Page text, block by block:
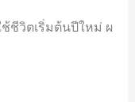
ชีวิตเริ่มต้นปีใหม่ ผ